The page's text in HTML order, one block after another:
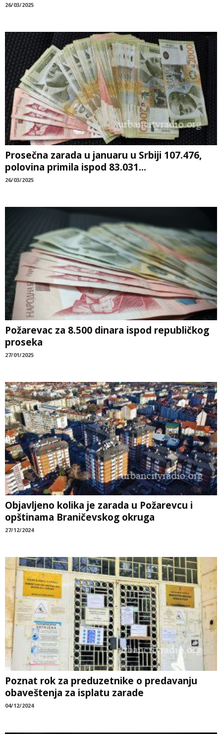
26/03/2025
Prosečna zarada u januaru u Srbiji 107.476,
polovina primila ispod 83.031...
26/03/2025
Požarevac za 8.500 dinara ispod republičkog
proseka
27/01/2025
Objavljeno kolika je zarada u Požarevcu i
opštinama Braničevskog okruga
27/12/2024
Poznat rok za preduzetnike o predavanju
obaveštenja za isplatu zarade
04/12/2024